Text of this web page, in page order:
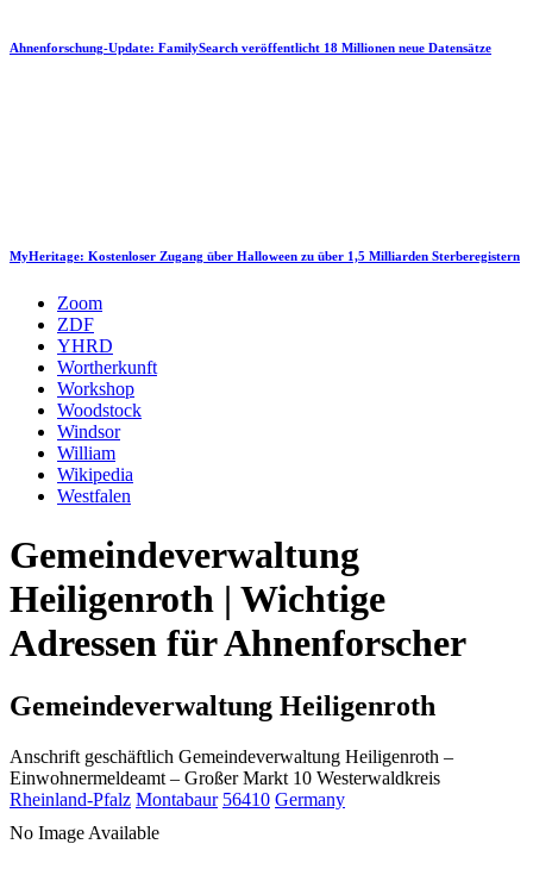
Ahnenforschung-Update: FamilySearch veröffentlicht 18 Millionen neue Datensätze
MyHeritage: Kostenloser Zugang über Halloween zu über 1,5 Milliarden Sterberegistern
Zoom
ZDF
YHRD
Wortherkunft
Workshop
Woodstock
Windsor
William
Wikipedia
Westfalen
Gemeindeverwaltung
Heiligenroth | Wichtige
Adressen für Ahnenforscher
Gemeindeverwaltung Heiligenroth
Anschrift geschäftlich Gemeindeverwaltung Heiligenroth –
Einwohnermeldeamt – Großer Markt 10 Westerwaldkreis
Rheinland-Pfalz Montabaur 56410 Germany
No Image Available